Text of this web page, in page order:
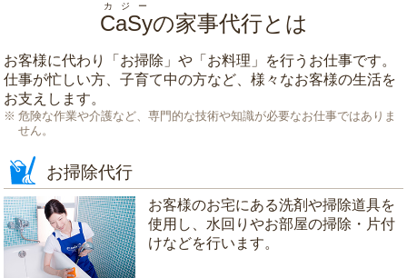
CaSy
カジー
の家事代行とは
お客様に代わり「 お掃除 」や「 お料理 」を行うお仕事です。
仕事が忙しい方、子育て中の方など、様々なお客様の生活を
お支えします。
危険な作業や介護など、専門的な技術や知識が必要なお仕事ではありま
せん。
お掃除代行
お客様のお宅にある洗剤や掃除道具を
使用し、水回りやお部屋の掃除・片付
けなどを行います。